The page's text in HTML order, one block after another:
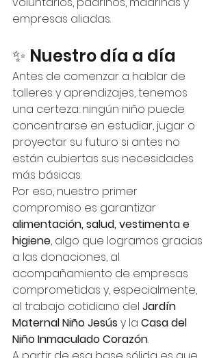
empresas aliadas.
✨ Nuestro día a día
Antes de comenzar a hablar de
talleres y aprendizajes, tenemos
una certeza: ningún niño puede
concentrarse en estudiar, jugar o
proyectar su futuro si antes no
están cubiertas sus necesidades
más básicas.
Por eso, nuestro primer
compromiso es garantizar
alimentación, salud, vestimenta e
higiene, algo que logramos gracias
a las donaciones, al
acompañamiento de empresas
comprometidas y, especialmente,
al trabajo cotidiano del Jardín
Maternal Niño Jesús y la Casa del
Niño Inmaculado Corazón.